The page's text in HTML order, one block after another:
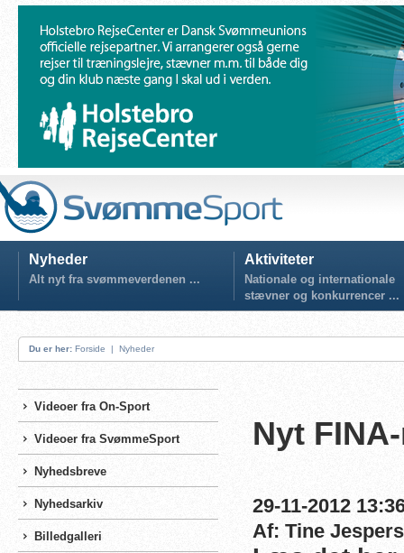
Nyheder
Alt nyt fra svømmeverdenen ...
Aktiviteter
Nationale og internationale
stævner og konkurrencer ...
Du er her: Forside | Nyheder
Videoer fra On-Sport
Videoer fra SvømmeSport
Nyhedsbreve
Nyhedsarkiv
Billedgalleri
Nyt
29-11-2012
Af: Tine